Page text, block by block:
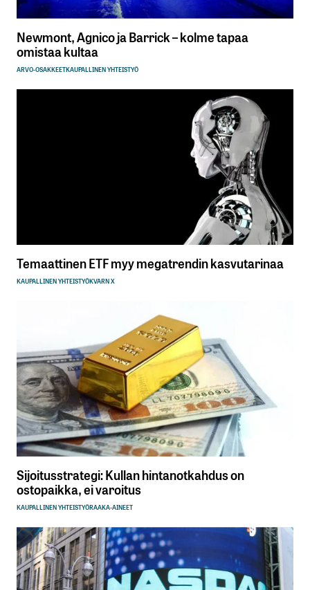
sisään
rekisteröityä
Pakolliset
Nimesi tai nimimerkkisi*
Sähköpostiosoitteesi*
Tilaa SalkunRakentajan uutiskirje
Lähetä kommentti
Newmont, Agnico ja Barrick – kolme tapaa
omistaa kultaa
ARVO-OSAKKEETKAUPALLINEN YHTEISTYÖ
Temaattinen ETF myy megatrendin kasvutarinaa
KAUPALLINEN YHTEISTYÖKVARN X
Sijoitusstrategi: Kullan hintanotkahdus on
ostopaikka, ei varoitus
KAUPALLINEN YHTEISTYÖRAAKA-AINEET